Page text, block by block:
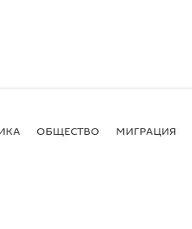
ОБЩЕСТВО МИГРАЦИЯ